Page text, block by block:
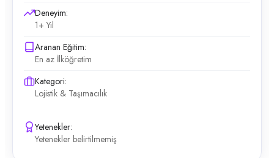
Deneyim:
1+ Yıl
Aranan Eğitim:
En az İlköğretim
Kategori:
Lojistik & Taşımacılık
Yetenekler:
Yetenekler belirtilmemiş